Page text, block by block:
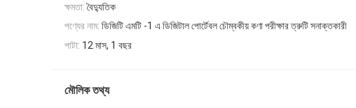
ক্ষমতা: বৈদ্যুতিক
পণ্যের নাম: ডিজিটি এমটি -1 এ ডিজিটাল পোর্টেবল চৌম্বকীয় কণা পরীক্ষার ত্রুটি সনাক্তকারী
পাটা: 12 মাস, 1 বছর
মৌলিক তথ্য